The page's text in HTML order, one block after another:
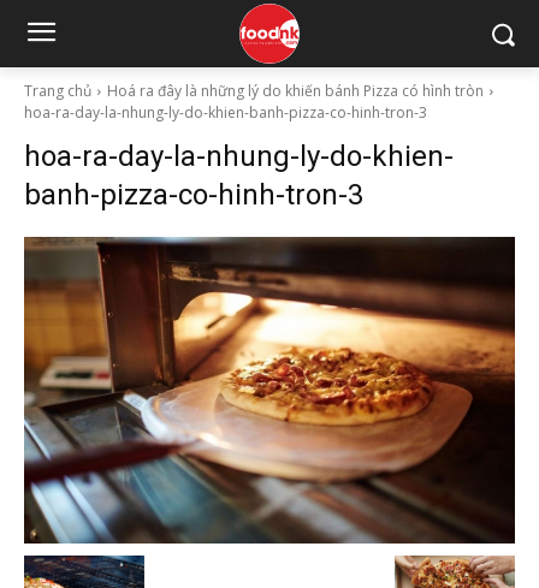
Trang chủ
Hoá ra đây là những lý do khiến bánh Pizza có hình tròn
hoa-ra-day-la-nhung-ly-do-khien-banh-pizza-co-hinh-tron-3
hoa-ra-day-la-nhung-ly-do-khien-
banh-pizza-co-hinh-tron-3